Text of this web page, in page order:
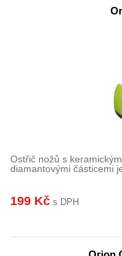
Ostřič nožů s
diamantovými částicemi
199 Kč s DPH